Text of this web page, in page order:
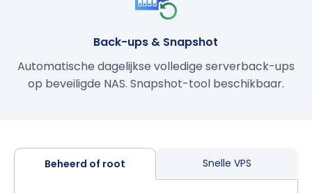
Back-ups & Snapshot
Automatische dagelijkse volledige serverback-ups
op beveiligde NAS. Snapshot-tool beschikbaar.
Beheerd of root Snelle VPS